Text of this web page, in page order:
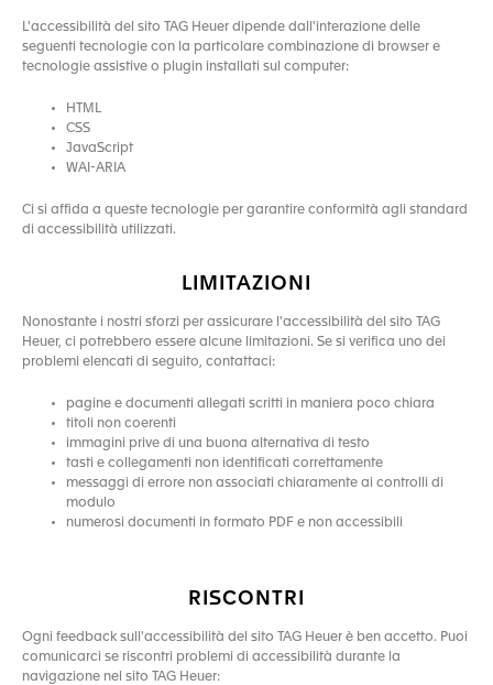
L'accessibilità del sito TAG Heuer dipende dall'interazione delle
seguenti tecnologie con la particolare combinazione di browser e
tecnologie assistive o plugin installati sul computer:
HTML
CSS
JavaScript
WAI-ARIA
Ci si affida a queste tecnologie per garantire conformità agli standard
di accessibilità utilizzati.
LIMITAZIONI
Nonostante i nostri sforzi per assicurare l'accessibilità del sito TAG
Heuer, ci potrebbero essere alcune limitazioni. Se si verifica uno dei
problemi elencati di seguito, contattaci:
pagine e documenti allegati scritti in maniera poco chiara
titoli non coerenti
immagini prive di una buona alternativa di testo
tasti e collegamenti non identificati correttamente
messaggi di errore non associati chiaramente ai controlli di
modulo
numerosi documenti in formato PDF e non accessibili
RISCONTRI
Ogni feedback sull'accessibilità del sito TAG Heuer è ben accetto. Puoi
comunicarci se riscontri problemi di accessibilità durante la
navigazione nel sito TAG Heuer: